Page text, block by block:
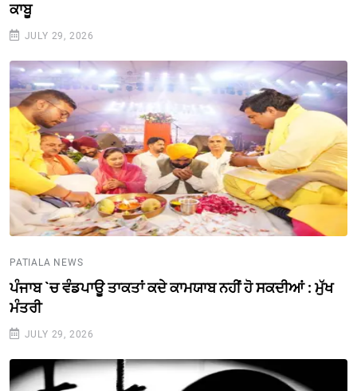
ਕਾਬੂ
JULY 29, 2026
PATIALA NEWS
ਪੰਜਾਬ `ਚ ਵੰਡਪਾਊ ਤਾਕਤਾਂ ਕਦੇ ਕਾਮਯਾਬ ਨਹੀਂ ਹੋ ਸਕਦੀਆਂ : ਮੁੱਖ
ਮੰਤਰੀ
JULY 29, 2026